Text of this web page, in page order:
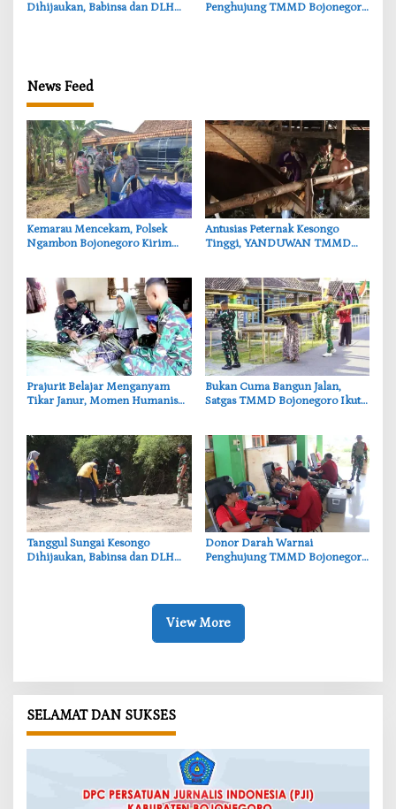
Dihijaukan, Babinsa dan DLH
Penghujung TMMD Bojonegoro
News Feed
‎Kemarau Mencekam, Polsek
Ngambon Bojonegoro Kirim
‎Antusias Peternak Kesongo
Tinggi, YANDUWAN TMMD
‎Prajurit Belajar Menganyam
Tikar Janur, Momen Humanis
‎Bukan Cuma Bangun Jalan,
Satgas TMMD Bojonegoro Ikut
‎Tanggul Sungai Kesongo
Dihijaukan, Babinsa dan DLH
‎Donor Darah Warnai
Penghujung TMMD Bojonegoro
View More
SELAMAT DAN SUKSES